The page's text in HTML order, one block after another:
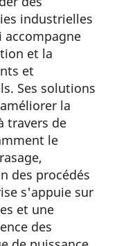
industrielles
accompagne
et la
et
Ses solutions
la
travers de
le
des procédés
s'appuie sur
et une
des